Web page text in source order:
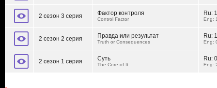
2 сезон 3 серия Фактор контроля
Control Factor
Ru:
Eng:
2 сезон 2 серия Правда или результат
Truth or Consequences
Ru:
Eng:
2 сезон 1 серия Суть
The Core of It
Ru:
Eng: